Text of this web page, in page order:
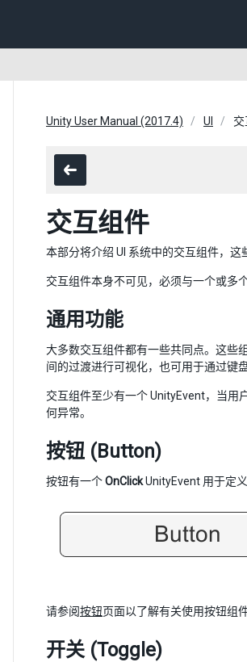
Unity User Manual (2017.4) UI
交互组件
本部分将介绍 UI 系统中的交互组件，
交互组件本身不可见，必须与一个或多
通用功能
大多数交互组件都有一些共同点。这些
间的过渡进行可视化，也可用于通过键
交互组件至少有一个 UnityEvent，当用
何异常。
按钮 (Button)
按钮有一个OnClickUnityEvent 用于定
请参阅按钮页面以了解有关使用按钮组
开关 (Toggle)